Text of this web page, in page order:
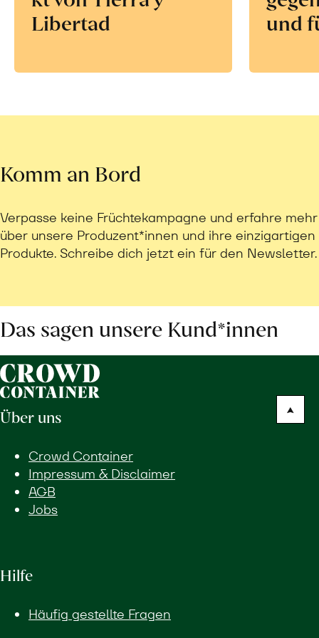
Libertad
und
Komm an Bord
Verpasse keine Früchtekampagne und erfahre mehr
über unsere Produzent*innen und ihre einzigartigen
Produkte. Schreibe dich jetzt ein für den Newsletter.
Das sagen unsere Kund*innen
Über uns
Crowd Container
Impressum & Disclaimer
AGB
Jobs
Hilfe
Häufig gestellte Fragen